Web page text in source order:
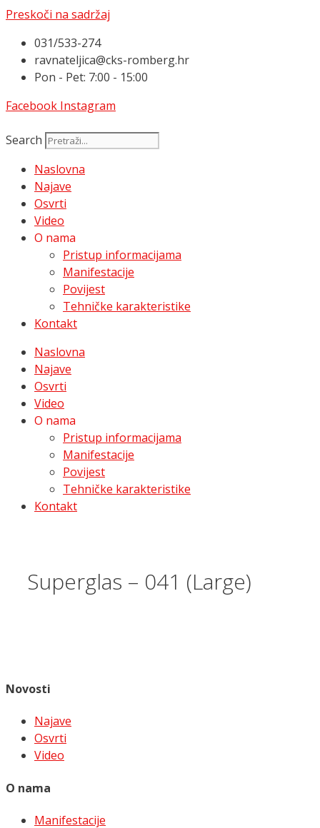
Preskoči na sadržaj
031/533-274
ravnateljica@cks-romberg.hr
Pon - Pet: 7:00 - 15:00
Facebook Instagram
Search
Naslovna
Najave
Osvrti
Video
O nama
Pristup informacijama
Manifestacije
Povijest
Tehničke karakteristike
Kontakt
Naslovna
Najave
Osvrti
Video
O nama
Pristup informacijama
Manifestacije
Povijest
Tehničke karakteristike
Kontakt
Superglas – 041 (Large)
Novosti
Najave
Osvrti
Video
O nama
Manifestacije